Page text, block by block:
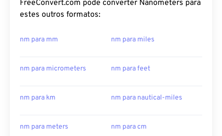
FreeConvert.com pode converter Nanometers para
estes outros formatos:
nm para mm nm para miles
nm para micrometers nm para feet
nm para km nm para nautical-miles
nm para meters nm para cm